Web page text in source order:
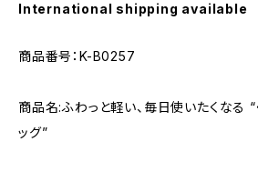
International shipping available
商品番号：K-B0257
商品名:ふわっと軽い、毎日使いたくなる
ッグ”